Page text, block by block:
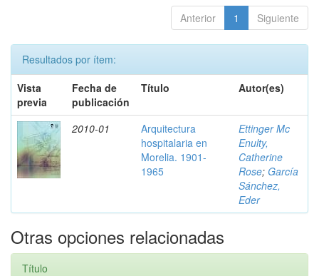
Anterior 1 Siguiente
Resultados por ítem:
Vista
previa
Fecha de
publicación
Título Autor(es)
2010-01
Arquitectura
hospitalaria en
Morelia. 1901-
1965
Ettinger Mc
Enulty,
Catherine
Rose; García
Sánchez,
Eder
Otras opciones relacionadas
Título